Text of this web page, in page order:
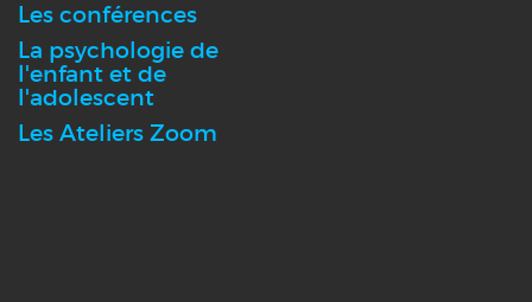
Les conférences
La psychologie de
l'enfant et de
l'adolescent
Les Ateliers Zoom